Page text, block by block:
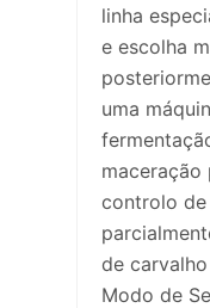
linha
e escolha
uma
controlo de
de
Modo de